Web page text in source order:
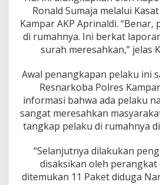
Ronald Sumaja melalui
Kampar AKP Aprinaldi.
di rumahnya. Ini berkat
surah meresahkan,” jelas
Awal penangkapan pelaku ini
Resnarkoba Polres
informasi bahwa ada pelaku
sangat meresahkan
tangkap pelaku di rumahnya
“Selanjutnya dilakukan
disaksikan oleh perangkat
ditemukan 11 Paket diduga